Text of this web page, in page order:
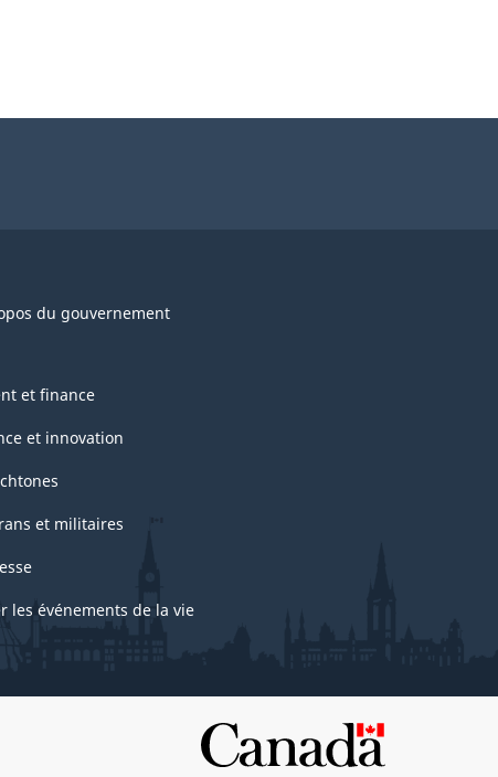
du gouvernement
et finance
et innovation
et militaires
les événements de la vie